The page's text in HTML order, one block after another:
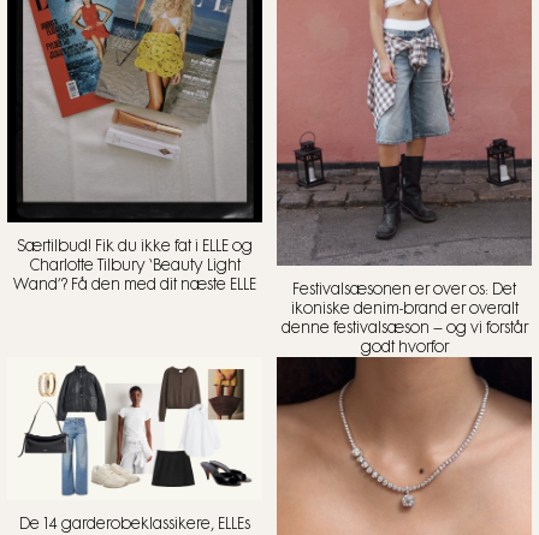
Særtilbud! Fik du ikke fat i ELLE og
Charlotte Tilbury ‘Beauty Light
Wand’? Få den med dit næste ELLE
Festivalsæsonen er over os: Det
ikoniske denim-brand er overalt
denne festivalsæson – og vi forstår
godt hvorfor
De 14 garderobeklassikere, ELLEs